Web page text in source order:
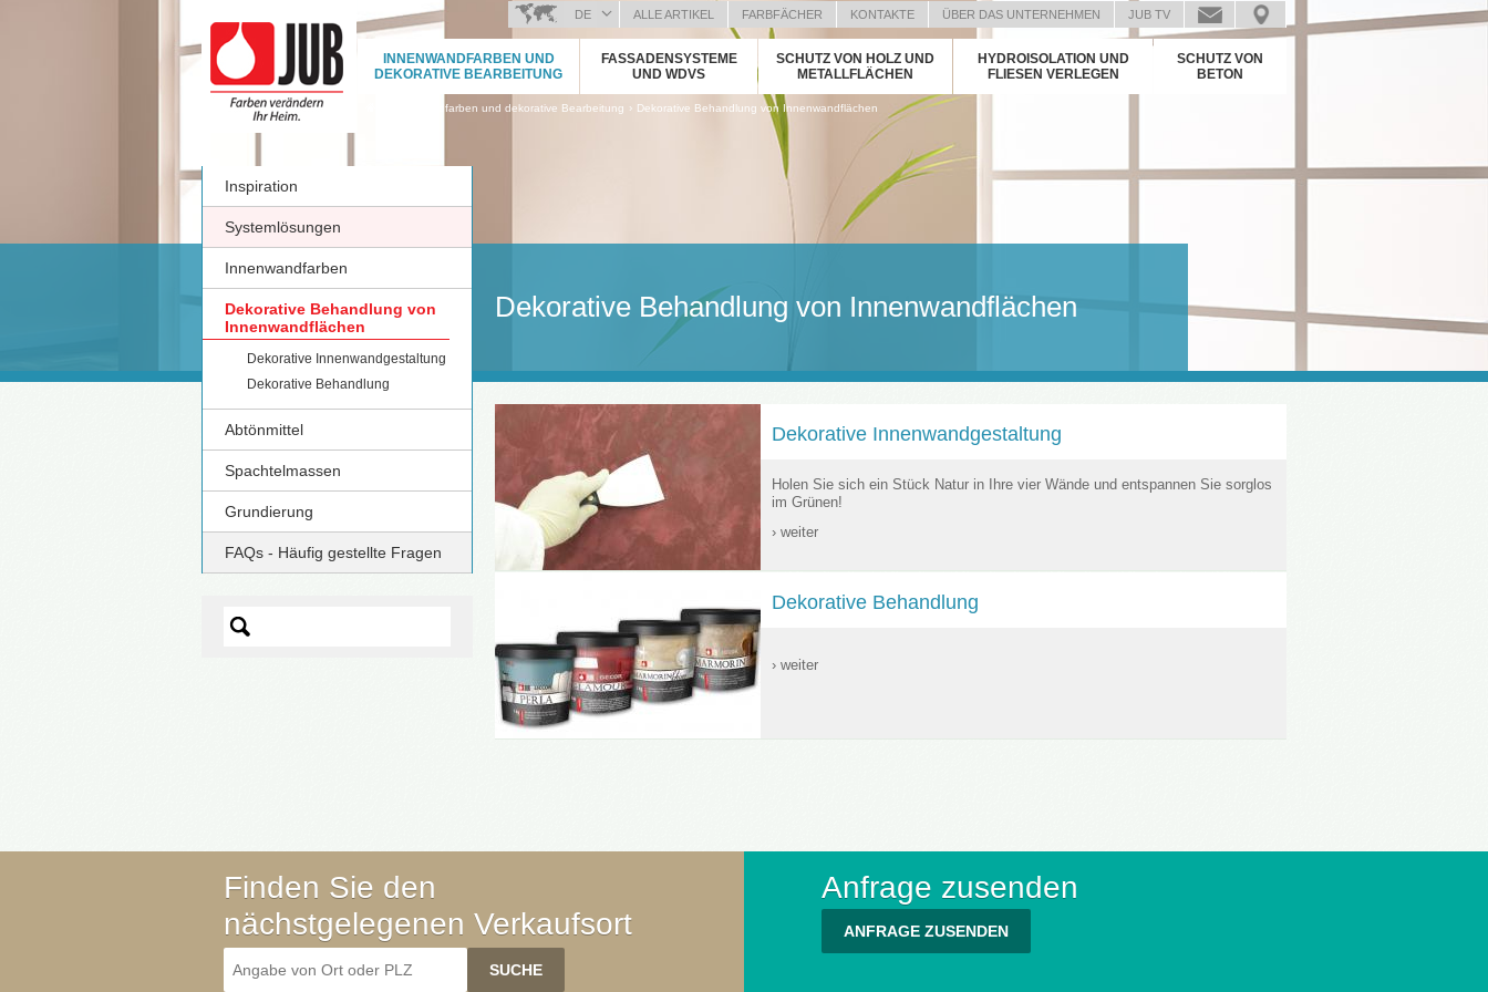
ALLE ARTIKEL FARBFÄCHER KONTAKTE ÜBER DAS UNTERNEHMEN
JUB TV
BOSANSKI (BOSNIAN)
HRVATSKI (CROATIAN)
ČEŠTINA (CZECH)
DE
РУССКИЙ (RUSSIAN)
SLOVENČINA (SLOVAK)
INNENWANDFARBEN UND
DEKORATIVE BEARBEITUNG
FASSADENSYSTEME
UND WDVS
SCHUTZ VON HOLZ UND
METALLFLÄCHEN
HYDROISOLATION UND
FLIESEN VERLEGEN
SCHUTZ VON
BETON
Innenwandfarben und dekorative Bearbeitung › Dekorative Behandlung von Innenwandflächen
Inspiration
Systemlösungen
Innenwandfarben
Dekorative Behandlung von
Innenwandflächen
Dekorative Innenwandgestaltung
Dekorative Behandlung
Abtönmittel
Spachtelmassen
Grundierung
FAQs - Häufig gestellte Fragen
Dekorative Behandlung von Innenwandflächen
Dekorative Innenwandgestaltung
Holen Sie sich ein Stück Natur in Ihre vier Wände und entspannen Sie sorglos
im Grünen!
› weiter
Dekorative Behandlung
› weiter
Finden Sie den
nächstgelegenen Verkaufsort
Anfrage zusenden
ANFRAGE ZUSENDEN